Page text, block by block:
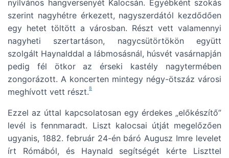
nyilvános hangversenyét Kalocsán. Egyébként szokás
szerint nagyhétre érkezett, nagyszerdától kezdődően
egy hetet töltött a városban. Részt vett valamennyi
nagyheti szertartáson, nagycsütörtökön együtt
szolgált Haynalddal a lábmosásnál, húsvét vasárnapján
pedig fél ötkor az érseki kastély nagytermében
zongorázott. A koncerten mintegy négy-ötszáz városi
meghívott vett részt.8
Ezzel az úttal kapcsolatosan egy érdekes „előkészítő”
levél is fennmaradt. Liszt kalocsai útját megelőzően
ugyanis, 1882. február 24-én báró Augusz Imre levelet
írt Rómából, és Haynald segítségét kérte Liszttel